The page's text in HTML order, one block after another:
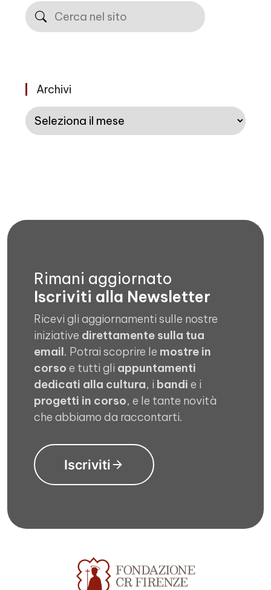
Cerca
Archivi
Archivi
Rimani aggiornato
Iscriviti alla Newsletter
Ricevi gli aggiornamenti sulle nostre
iniziative direttamente sulla tua
email. Potrai scoprire le mostre in
corso e tutti gli appuntamenti
dedicati alla cultura, i bandi e i
progetti in corso, e le tante novità
che abbiamo da raccontarti.
Iscriviti